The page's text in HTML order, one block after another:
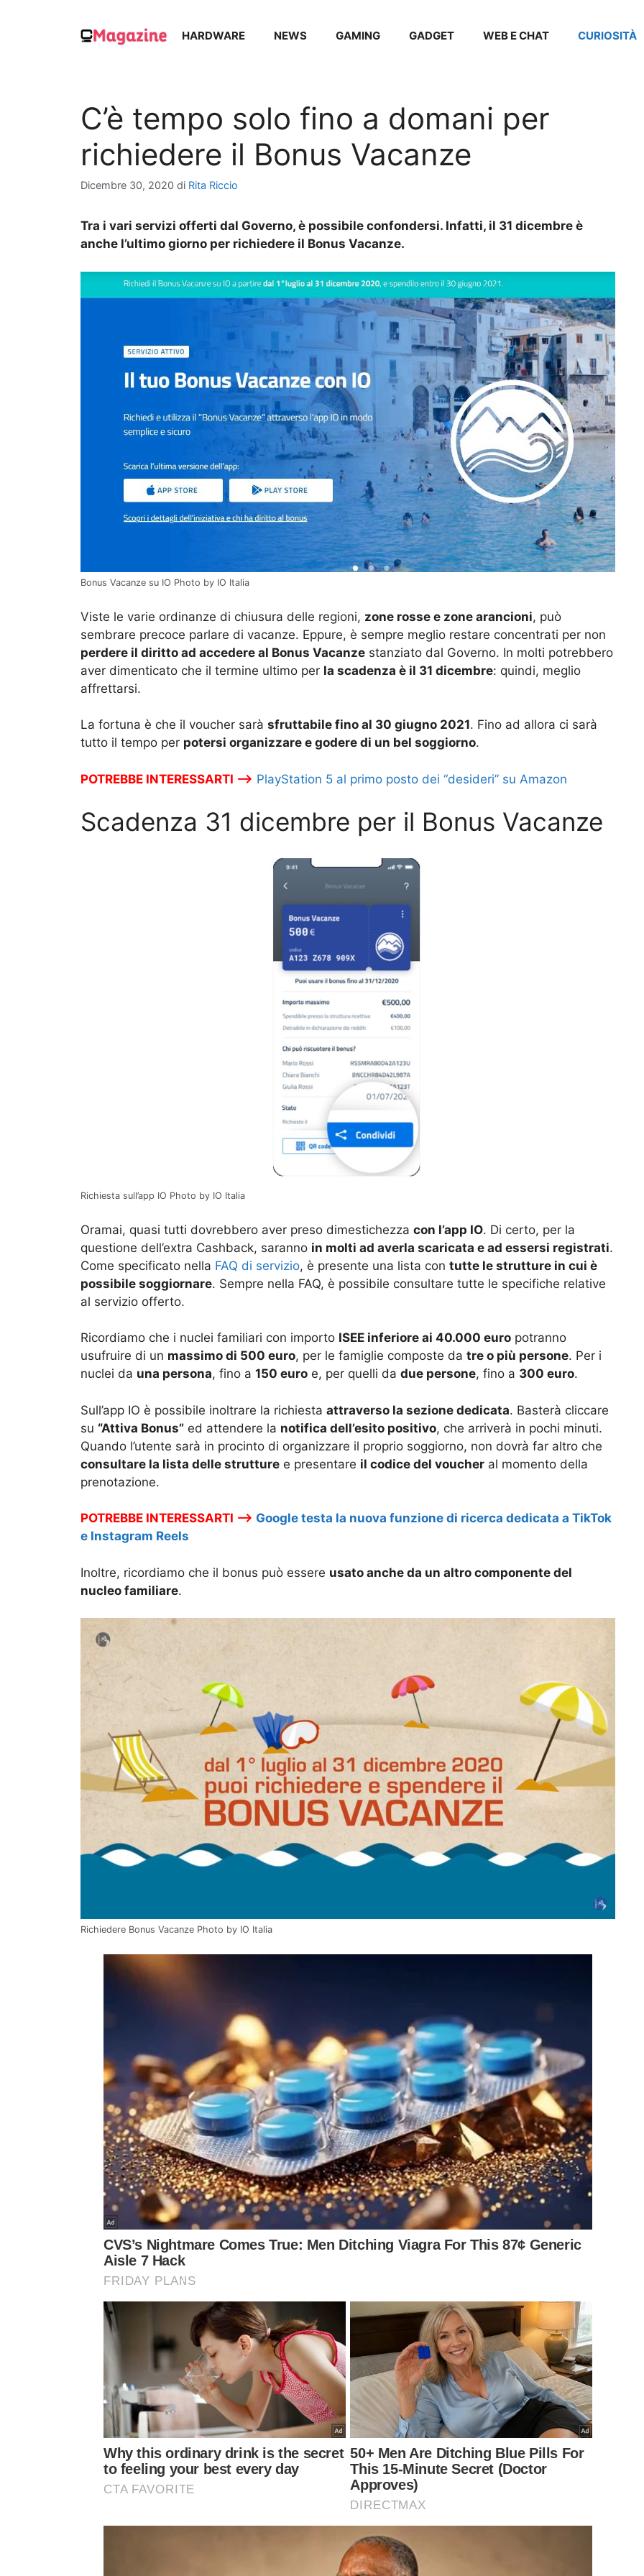
HARDWARE NEWS GAMING GADGET WEB E CHAT CURIOSITÀ
C’è tempo solo fino a domani per
richiedere il Bonus Vacanze
Dicembre 30, 2020 di Rita Riccio
Tra i vari servizi offerti dal Governo, è possibile confondersi. Infatti, il 31 dicembre è
anche l’ultimo giorno per richiedere il Bonus Vacanze.
Bonus Vacanze su IO Photo by IO Italia
Viste le varie ordinanze di chiusura delle regioni, zone rosse e zone arancioni, può
sembrare precoce parlare di vacanze. Eppure, è sempre meglio restare concentrati per non
perdere il diritto ad accedere al Bonus Vacanze stanziato dal Governo. In molti potrebbero
aver dimenticato che il termine ultimo per la scadenza è il 31 dicembre: quindi, meglio
affrettarsi.
La fortuna è che il voucher sarà sfruttabile fino al 30 giugno 2021. Fino ad allora ci sarà
tutto il tempo per potersi organizzare e godere di un bel soggiorno.
POTREBBE INTERESSARTI –> PlayStation 5 al primo posto dei “desideri” su Amazon
Scadenza 31 dicembre per il Bonus Vacanze
Richiesta sull’app IO Photo by IO Italia
Oramai, quasi tutti dovrebbero aver preso dimestichezza con l’app IO. Di certo, per la
questione dell’extra Cashback, saranno in molti ad averla scaricata e ad essersi registrati.
Come specificato nella FAQ di servizio, è presente una lista con tutte le strutture in cui è
possibile soggiornare. Sempre nella FAQ, è possibile consultare tutte le specifiche relative
al servizio offerto.
Ricordiamo che i nuclei familiari con importo ISEE inferiore ai 40.000 euro potranno
usufruire di un massimo di 500 euro, per le famiglie composte da tre o più persone. Per i
nuclei da una persona, fino a 150 euro e, per quelli da due persone, fino a 300 euro.
Sull’app IO è possibile inoltrare la richiesta attraverso la sezione dedicata. Basterà cliccare
su “Attiva Bonus” ed attendere la notifica dell’esito positivo, che arriverà in pochi minuti.
Quando l’utente sarà in procinto di organizzare il proprio soggiorno, non dovrà far altro che
consultare la lista delle strutture e presentare il codice del voucher al momento della
prenotazione.
POTREBBE INTERESSARTI –> Google testa la nuova funzione di ricerca dedicata a TikTok
e Instagram Reels
Inoltre, ricordiamo che il bonus può essere usato anche da un altro componente del
nucleo familiare.
Richiedere Bonus Vacanze Photo by IO Italia